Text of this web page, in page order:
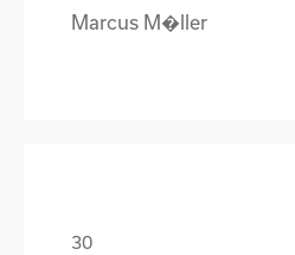
Marcus M�ller